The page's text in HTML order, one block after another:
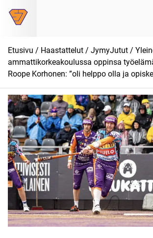
suoraan
Etusivu / Haastattelut / JymyJutut /
ammattikorkeakoulussa oppinsa
Roope Korhonen: ”oli helppo olla ja